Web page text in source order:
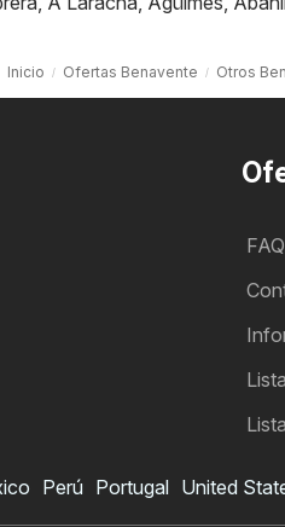
Inicio Ofertas Benavente Otros
FAQ
Perú Portugal United